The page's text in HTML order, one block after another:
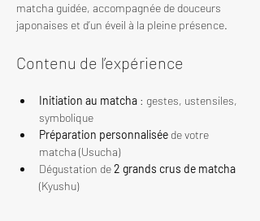
matcha guidée, accompagnée de douceurs
japonaises et d’un éveil à la pleine présence.
Contenu de l’expérience
Initiation au matcha : gestes, ustensiles,
symbolique
Préparation personnalisée de votre
matcha (Usucha)
Dégustation de 2 grands crus de matcha
(Kyushu)